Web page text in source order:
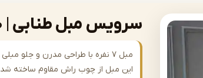
سرویس مبل طنابی | sofa-A610
مبل ۷ نفره با طراحی مدرن و جلو
این مبل از چوب راش مقاوم ساخته